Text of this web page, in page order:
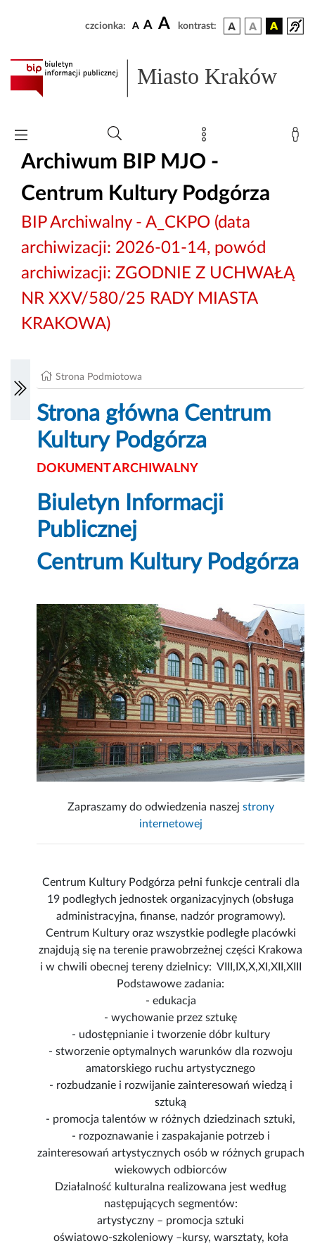
czcionka: A A A kontrast:
Miasto Kraków
Archiwum BIP MJO -
Centrum Kultury Podgórza
BIP Archiwalny - A_CKPO (data
archiwizacji: 2026-01-14, powód
archiwizacji: ZGODNIE Z UCHWAŁĄ
NR XXV/580/25 RADY MIASTA
KRAKOWA)
Strona Podmiotowa
Strona główna Centrum
Kultury Podgórza
DOKUMENT ARCHIWALNY
Biuletyn Informacji
Publicznej
Centrum Kultury Podgórza
Zapraszamy do odwiedzenia naszej strony
internetowej
Centrum Kultury Podgórza pełni funkcje centrali dla
19 podległych jednostek organizacyjnych (obsługa
administracyjna, finanse, nadzór programowy).
Centrum Kultury oraz wszystkie podległe placówki
znajdują się na terenie prawobrzeżnej części Krakowa
i w chwili obecnej tereny dzielnicy: VIII,IX,X,XI,XII,XIII
Podstawowe zadania:
- edukacja
- wychowanie przez sztukę
- udostępnianie i tworzenie dóbr kultury
- stworzenie optymalnych warunków dla rozwoju
amatorskiego ruchu artystycznego
- rozbudzanie i rozwijanie zainteresowań wiedzą i
sztuką
- promocja talentów w różnych dziedzinach sztuki,
- rozpoznawanie i zaspakajanie potrzeb i
zainteresowań artystycznych osób w różnych grupach
wiekowych odbiorców
Działalność kulturalna realizowana jest według
następujących segmentów:
artystyczny – promocja sztuki
oświatowo-szkoleniowy –kursy, warsztaty, koła